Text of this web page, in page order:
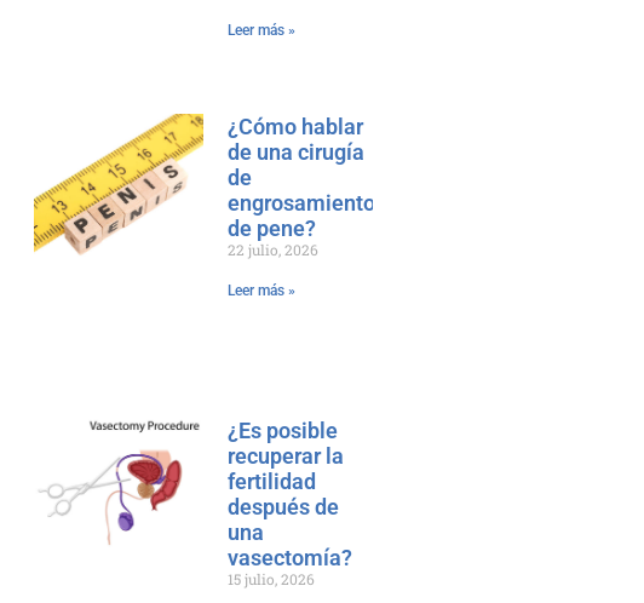
Leer más »
¿Cómo hablar
de una cirugía
de
engrosamiento
de pene?
22 julio, 2026
Leer más »
¿Es posible
recuperar la
fertilidad
después de
una
vasectomía?
15 julio, 2026